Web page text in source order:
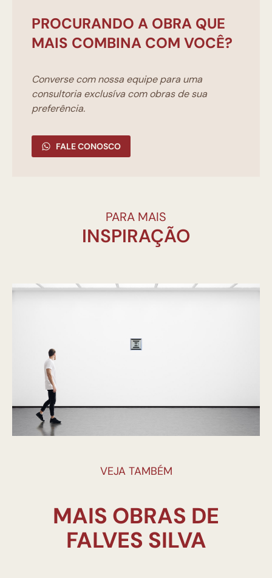
PROCURANDO A OBRA QUE
MAIS COMBINA COM VOCÊ?
Converse com nossa equipe para uma
consultoria exclusíva com obras de sua
preferência.
FALE CONOSCO
PARA MAIS
INSPIRAÇÃO
VEJA TAMBÉM
MAIS OBRAS DE